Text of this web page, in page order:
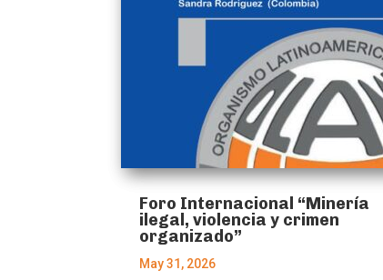
Foro Internacional “Minería
ilegal, violencia y crimen
organizado”
May 31, 2026